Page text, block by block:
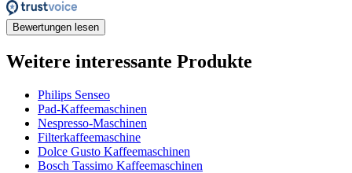
Bewertungen lesen
Weitere interessante Produkte
Philips Senseo
Pad-Kaffeemaschinen
Nespresso-Maschinen
Filterkaffeemaschine
Dolce Gusto Kaffeemaschinen
Bosch Tassimo Kaffeemaschinen